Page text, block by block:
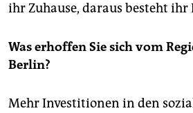
ihr Zuhause, daraus besteht ihr
Was erhoffen Sie sich vom
Berlin?
Mehr Investitionen in den